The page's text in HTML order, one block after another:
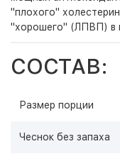
"плохого"
"хорошего" (ЛПВП) в
СОСТАВ:
Размер порции
Чеснок без запаха